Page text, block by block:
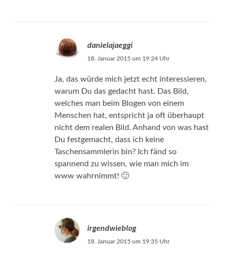
danielajaeggi
18. Januar 2015 um 19:24 Uhr
Ja, das würde mich jetzt echt interessieren,
warum Du das gedacht hast. Das Bild,
welches man beim Blogen von einem
Menschen hat, entspricht ja oft überhaupt
nicht dem realen Bild. Anhand von was hast
Du festgemacht, dass ich keine
Taschensammlerin bin? Ich fänd so
spannend zu wissen, wie man mich im
www wahrnimmt! 🙂
irgendwieblog
18. Januar 2015 um 19:35 Uhr